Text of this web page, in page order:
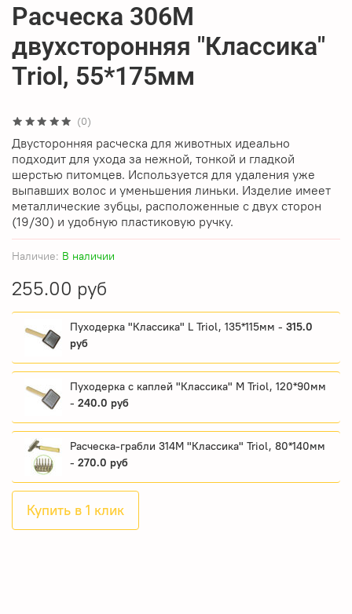
(0)
Наличие: В наличии
Расческа 306M
двухсторонняя "Классика"
Triol, 55*175мм
255.00 руб
Пуходерка "Классика" L Triol, 135*115мм - 315.0
руб
Пуходерка с каплей "Классика" M Triol, 120*90мм
- 240.0 руб
Расческа-грабли 314M "Классика" Triol, 80*140мм
- 270.0 руб
Купить в 1 клик
Двусторонняя расческа для животных идеально
подходит для ухода за нежной, тонкой и гладкой
шерстью питомцев. Используется для удаления уже
выпавших волос и уменьшения линьки. Изделие имеет
металлические зубцы, расположенные с двух сторон
(19/30) и удобную пластиковую ручку.